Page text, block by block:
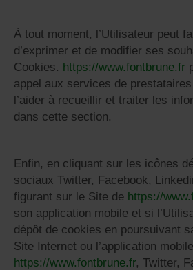
À tout moment, l’Utilisateur peut
d’exprimer et de modifier ses
Cookies. https://www.fontbrune.fr
appel aux services de
l’aider à recueillir et traiter les
dans cette section.
Enfin, en cliquant sur les icônes
sociaux Twitter, Facebook,
figurant sur le Site de https://
son application mobile et si
dépôt de cookies en poursuivant
Site Internet ou l’application
https://www.fontbrune.fr, Twitter,